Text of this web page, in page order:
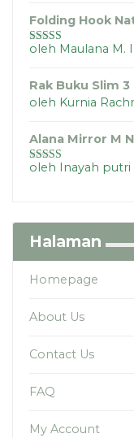
Folding Hook
Dinilai4
oleh Maulana M.
Rak Buku Slim
oleh Kurnia
Alana Mirror M
Dinilai 5dari
oleh Inayah putri
Halaman
Homepage
About Us
Contact Us
FAQ
My Account